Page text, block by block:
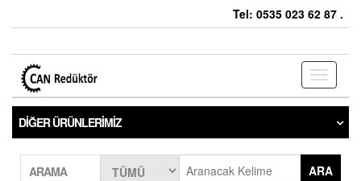
Tel: 0535 023 62 87 .
Toggle
DIĞER ÜRÜNLERIMIZ
ARAMA ARA